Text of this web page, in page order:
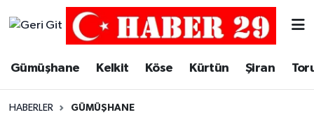
Gümüşhane Kelkit Köse Kürtün Şiran
HABERLER GÜMÜŞHANE
Merkez Trafik Yoğunluk Haritası